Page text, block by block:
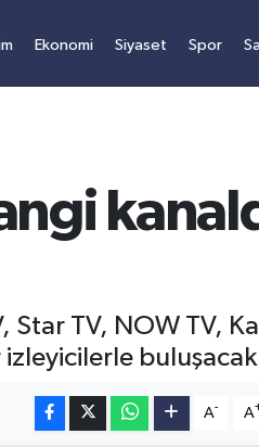
Ekonomi Siyaset Spor
Star TV, NOW TV,
A- A